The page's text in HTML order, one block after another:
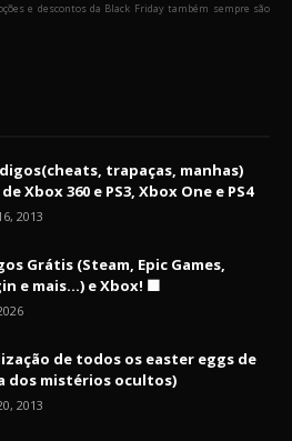
e descontos da Black Friday também sempre são
trapaças, manhas)
Xbox 360 e PS3, Xbox One e PS4
2013
Grátis (Steam, Epic Games,
e mais...) e Xbox! 🟩
de todos os easter eggs de
dos mistérios ocultos)
2013